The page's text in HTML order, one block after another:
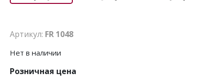
Артикул: FR 1048
Нет в наличии
Розничная цена